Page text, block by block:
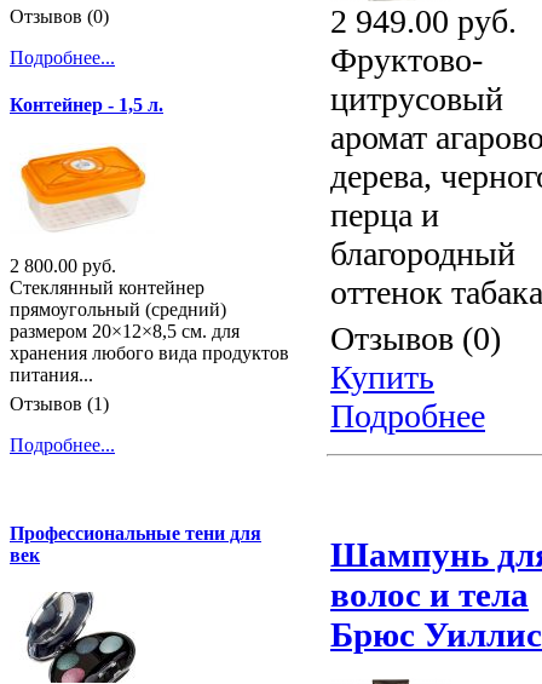
2 949.00 руб.
Фруктово-
цитрусовый
аромат
дерева,
перца и
благородный
оттенок
Отзывов (0)
Купить
Подробнее
Шампунь
волос и тела
Брюс Уиллис
Отзывов (0)
Подробнее...
Контейнер - 1,5 л.
2 800.00 руб.
Стеклянный контейнер
прямоугольный (средний)
размером 20×12×8,5 см. для
хранения любого вида продуктов
питания...
Отзывов (1)
Подробнее...
Профессиональные тени для
век